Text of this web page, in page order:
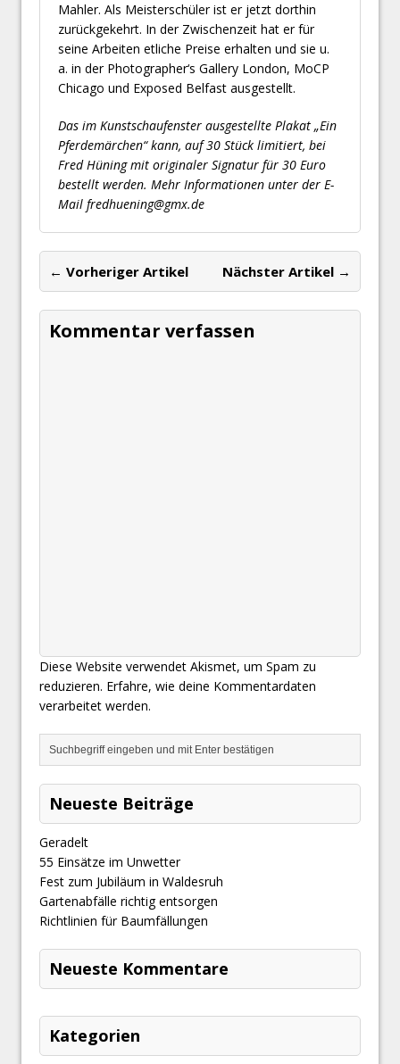
Mahler. Als Meisterschüler ist er jetzt dorthin
zurückgekehrt. In der Zwischenzeit hat er für
seine Arbeiten etliche Preise erhalten und sie u.
a. in der Photographer‘s Gallery London, MoCP
Chicago und Exposed Belfast ausgestellt.
Das im Kunstschaufenster ausgestellte Plakat „Ein
Pferdemärchen“ kann, auf 30 Stück limitiert, bei
Fred Hüning mit originaler Signatur für 30 Euro
bestellt werden. Mehr Informationen unter der E-
Mail fredhuening@gmx.de
← Vorheriger Artikel Nächster Artikel →
Kommentar verfassen
Diese Website verwendet Akismet, um Spam zu
reduzieren. Erfahre, wie deine Kommentardaten
verarbeitet werden.
Neueste Beiträge
Geradelt
​55 Einsätze im Unwetter
Fest zum Jubiläum in Waldesruh
Gartenabfälle richtig entsorgen
Richtlinien für Baumfällungen
Neueste Kommentare
Kategorien